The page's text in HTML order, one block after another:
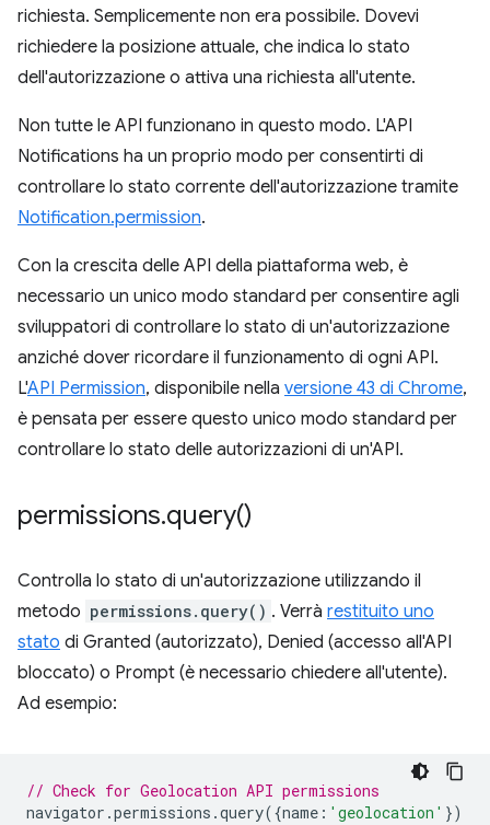
richiesta. Semplicemente non era possibile. Dovevi
richiedere la posizione attuale, che indica lo stato
dell'autorizzazione o attiva una richiesta all'utente.
Non tutte le API funzionano in questo modo. L'API
Notifications ha un proprio modo per consentirti di
controllare lo stato corrente dell'autorizzazione tramite
Notification.permission.
Con la crescita delle API della piattaforma web, è
necessario un unico modo standard per consentire agli
sviluppatori di controllare lo stato di un'autorizzazione
anziché dover ricordare il funzionamento di ogni API.
L'API Permission, disponibile nella versione 43 di Chrome,
è pensata per essere questo unico modo standard per
controllare lo stato delle autorizzazioni di un'API.
permissions.query()
Controlla lo stato di un'autorizzazione utilizzando il
metodo permissions.query() . Verrà restituito uno
stato di Granted (autorizzato), Denied (accesso all'API
bloccato) o Prompt (è necessario chiedere all'utente).
Ad esempio:
// Check for Geolocation API permissions
navigator .permissions .query({name : 'geolocation' })